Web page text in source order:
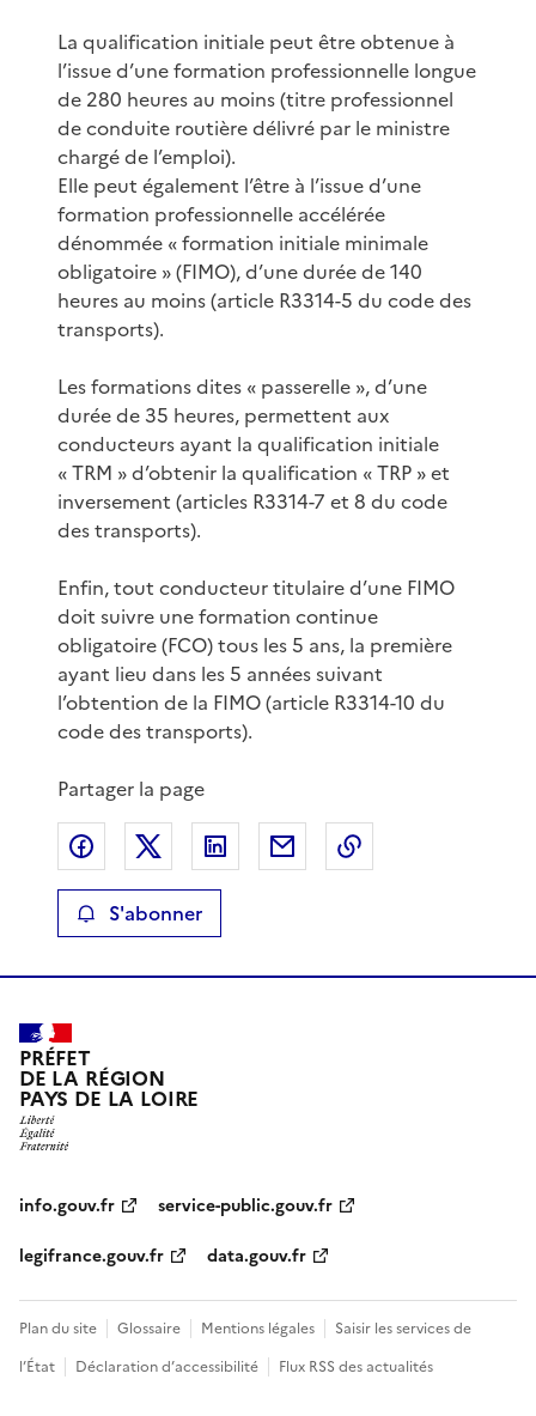
La qualification initiale peut être obtenue à
l’issue d’une formation professionnelle longue
de 280 heures au moins (titre professionnel
de conduite routière délivré par le ministre
chargé de l’emploi).
Elle peut également l’être à l’issue d’une
formation professionnelle accélérée
dénommée « formation initiale minimale
obligatoire » (FIMO), d’une durée de 140
heures au moins (article R3314-5 du code des
transports).
Les formations dites « passerelle », d’une
durée de 35 heures, permettent aux
conducteurs ayant la qualification initiale
« TRM » d’obtenir la qualification « TRP » et
inversement (articles R3314-7 et 8 du code
des transports).
Enfin, tout conducteur titulaire d’une FIMO
doit suivre une formation continue
obligatoire (FCO) tous les 5 ans, la première
ayant lieu dans les 5 années suivant
l’obtention de la FIMO (article R3314-10 du
code des transports).
Partager la page
Partager sur Facebook
Partager sur XPartager sur LinkedIn
Partager par email
S'abonner
PRÉFET
DE LA RÉGION
PAYS DE LA LOIRE
info.gouv.fr
service-public.gouv.fr
legifrance.gouv.fr
data.gouv.fr
Plan du site Glossaire Mentions légales
Saisir les services de
l’État
Déclaration d’accessibilité Flux RSS des actualités